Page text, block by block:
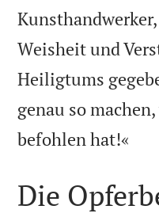
Weisheit und
Heiligtums
genau so
befohlen hat!«
Die